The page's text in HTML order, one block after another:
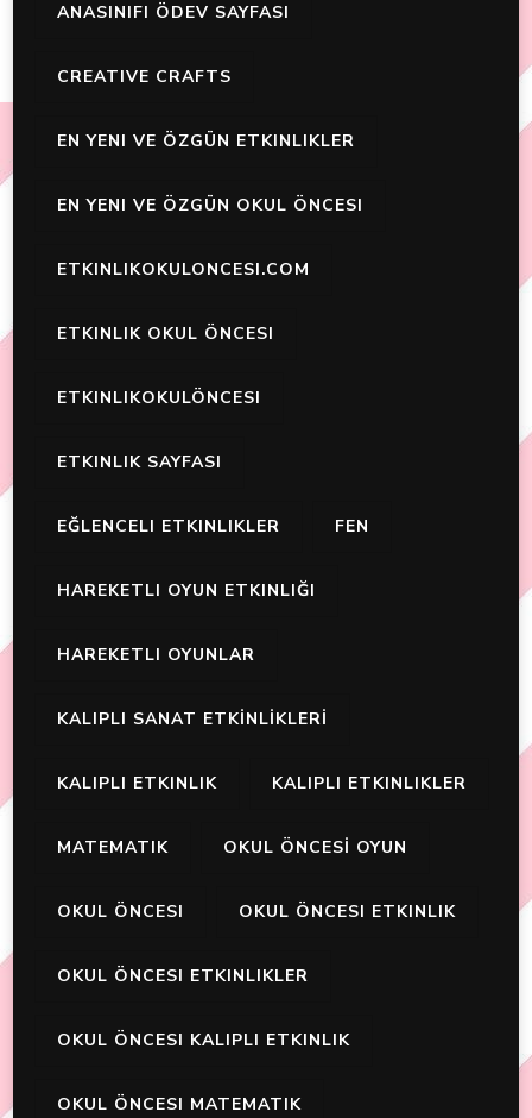
ANASINIFI ÖDEV SAYFASI
CREATIVE CRAFTS
EN YENI VE ÖZGÜN ETKINLIKLER
EN YENI VE ÖZGÜN OKUL ÖNCESI
ETKINLIKOKULONCESI.COM
ETKINLIK OKUL ÖNCESI
ETKINLIKOKULÖNCESI
ETKINLIK SAYFASI
EĞLENCELI ETKINLIKLER FEN
HAREKETLI OYUN ETKINLIĞI
HAREKETLI OYUNLAR
KALIPLI SANAT ETKİNLİKLERİ
KALIPLI ETKINLIK KALIPLI ETKINLIKLER
MATEMATIK OKUL ÖNCESİ OYUN
OKUL ÖNCESI OKUL ÖNCESI ETKINLIK
OKUL ÖNCESI ETKINLIKLER
OKUL ÖNCESI KALIPLI ETKINLIK
OKUL ÖNCESI MATEMATIK